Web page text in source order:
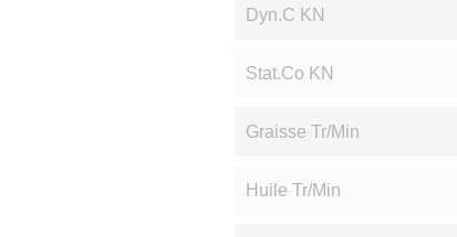
Dyn.C KN
Stat.Co KN
Graisse Tr/min
Huile Tr/min